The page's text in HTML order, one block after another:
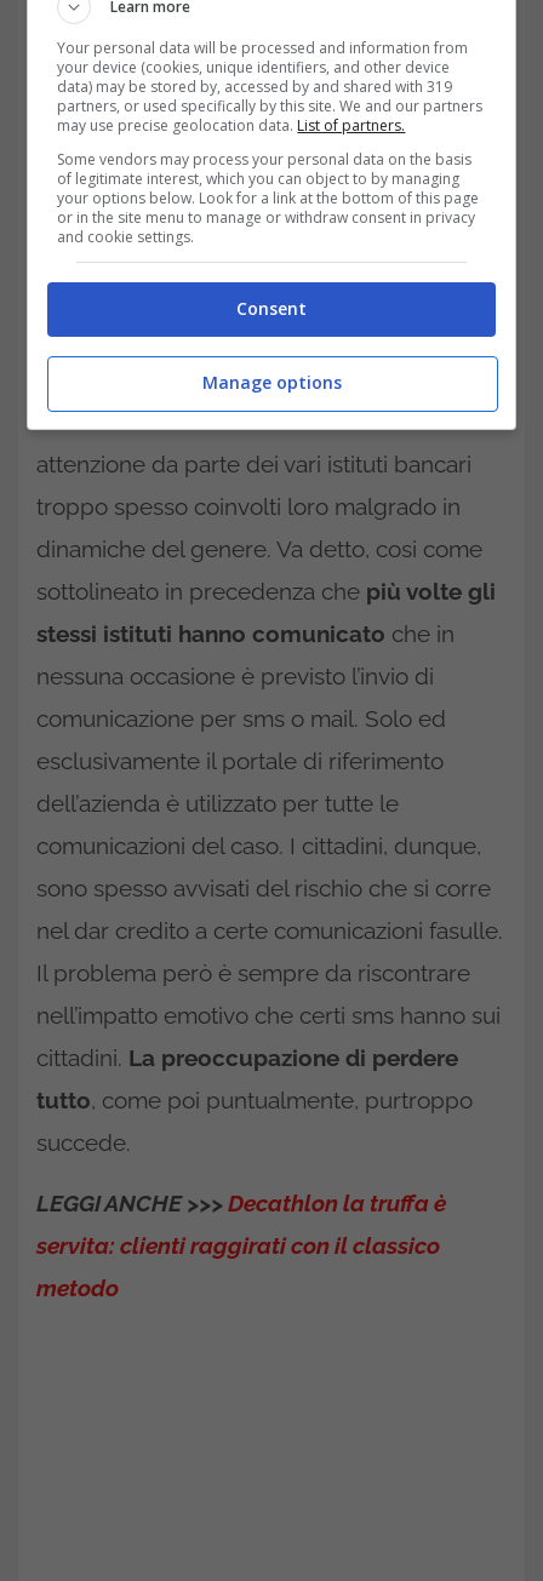
Quello che succede in questi giorni
altro che il normale proseguimento degli
eventi che per mesi abbiamo visto
succedersi nonostante le mille richieste di
attenzione da parte dei vari istituti bancari
troppo spesso coinvolti loro malgrado in
dinamiche del genere. Va detto, cosi come
sottolineato in precedenza che più volte gli
stessi istituti hanno comunicato che in
nessuna occasione è previsto l’invio di
comunicazione per sms o mail. Solo ed
esclusivamente il portale di riferimento
dell’azienda è utilizzato per tutte le
comunicazioni del caso. I cittadini, dunque,
sono spesso avvisati del rischio che si corre
nel dar credito a certe comunicazioni fasulle.
Il problema però è sempre da riscontrare
nell’impatto emotivo che certi sms hanno sui
cittadini. La preoccupazione di perdere
tutto, come poi puntualmente, purtroppo
succede.
LEGGI ANCHE >>>Decathlon la truffa è
servita: clienti raggirati con il classico
metodo
Learn more
Your personal data will be processed and information from
your device (cookies, unique identifiers, and other device
data) may be stored by, accessed by and shared with 319
partners, or used specifically by this site. We and our partners
may use precise geolocation data. List of partners.
Some vendors may process your personal data on the basis
of legitimate interest, which you can object to by managing
your options below. Look for a link at the bottom of this page
or in the site menu to manage or withdraw consent in privacy
and cookie settings.
Consent
Manage options